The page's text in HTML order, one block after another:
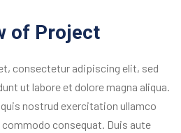
of Project
consectetur adipiscing elit, sed
ut labore et dolore magna aliqua.
nostrud exercitation ullamco
consequat. Duis aute